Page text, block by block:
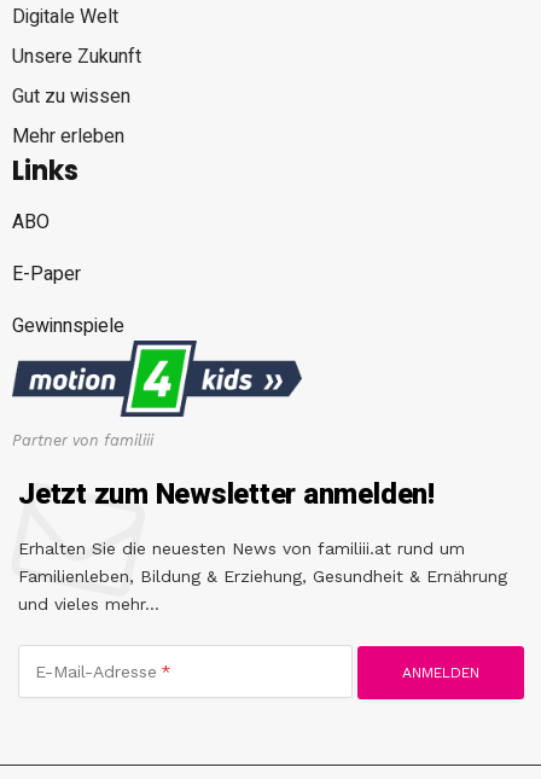
Digitale Welt
Unsere Zukunft
Gut zu wissen
Mehr erleben
Links
ABO
E-Paper
Gewinnspiele
Partner von familiii
Jetzt zum Newsletter anmelden!
Erhalten Sie die neuesten News von familiii.at rund um
Familienleben, Bildung & Erziehung, Gesundheit & Ernährung
und vieles mehr...
E-Mail-Adresse